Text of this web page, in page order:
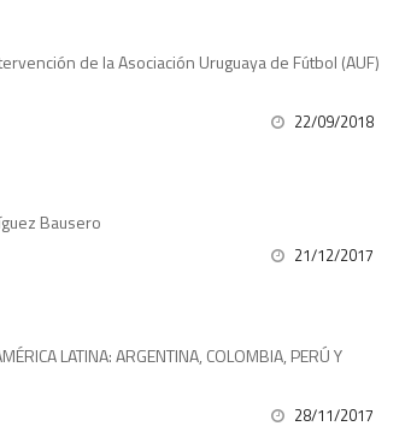
intervención de la Asociación Uruguaya de Fútbol (AUF)
22/09/2018
Bausero
21/12/2017
LATINA: ARGENTINA, COLOMBIA, PERÚ Y
28/11/2017